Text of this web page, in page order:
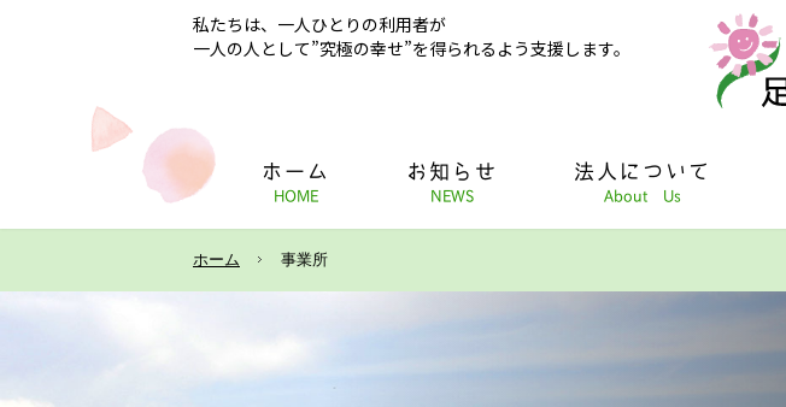
私たちは、一人ひとりの利用者が
一人の人として”究極の幸せ”を得られるよう支援します。
ホーム
HOME
お知らせ
NEWS
法人について
About Us
ホーム 事業所